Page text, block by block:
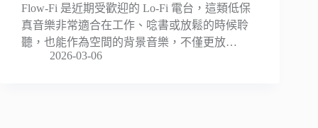
Flow-Fi 是近期受歡迎的 Lo-Fi 電台，這類低保
真音樂非常適合在工作、唸書或放鬆的時候聆
聽，也能作為空間的背景音樂，不僅更放…
2026-03-06